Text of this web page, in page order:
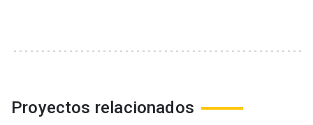
Proyectos relacionados